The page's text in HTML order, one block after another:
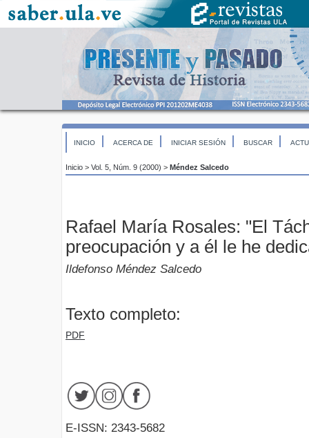
INICIO ACERCA DE INICIAR SESIÓN BUSCAR
Inicio > Vol. 5, Núm. 9 (2000) > Méndez Salcedo
Rafael María Rosales: "El
preocupación y a él le he
Ildefonso Méndez Salcedo
Texto completo:
PDF
E-ISSN: 2343-5682